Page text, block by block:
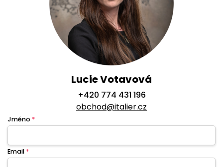
Lucie Votavová
+420 774 431 196
obchod@italier.cz
Jméno *
Email *